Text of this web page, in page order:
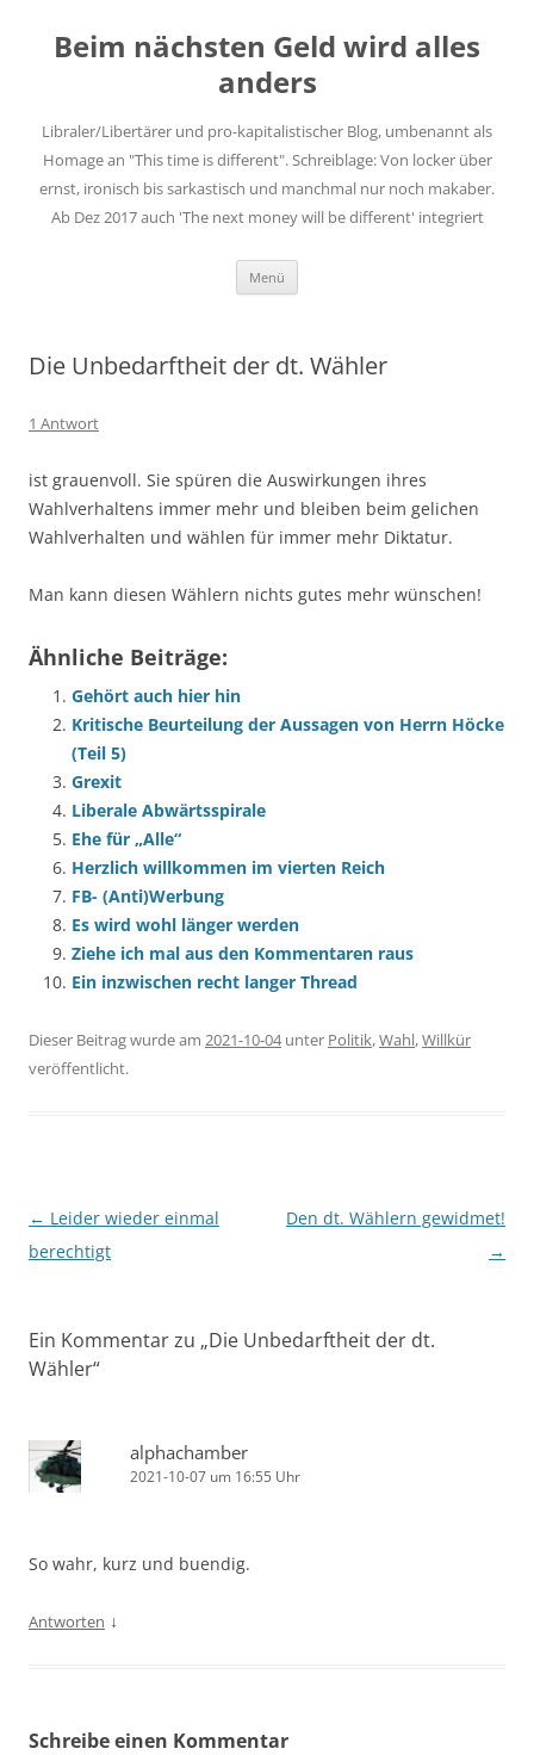
springen
Beim nächsten Geld wird alles
anders
Libraler/Libertärer und pro-kapitalistischer Blog, umbenannt als
Homage an "This time is different". Schreiblage: Von locker über
ernst, ironisch bis sarkastisch und manchmal nur noch makaber.
Ab Dez 2017 auch 'The next money will be different' integriert
Menü
Die Unbedarftheit der dt. Wähler
1 Antwort
ist grauenvoll. Sie spüren die Auswirkungen ihres
Wahlverhaltens immer mehr und bleiben beim gelichen
Wahlverhalten und wählen für immer mehr Diktatur.
Man kann diesen Wählern nichts gutes mehr wünschen!
Ähnliche Beiträge:
Gehört auch hier hin
Kritische Beurteilung der Aussagen von Herrn Höcke
(Teil 5)
Grexit
Liberale Abwärtsspirale
Ehe für „Alle“
Herzlich willkommen im vierten Reich
FB- (Anti)Werbung
Es wird wohl länger werden
Ziehe ich mal aus den Kommentaren raus
Ein inzwischen recht langer Thread
Dieser Beitrag wurde am 2021-10-04unter Politik,Wahl,Willkür
veröffentlicht.
Beitragsnavigation
← Leider wieder einmal
berechtigt
Den dt. Wählern gewidmet!
→
Ein Kommentar zu „Die Unbedarftheit der dt.
Wähler“
alphachamber
2021-10-07 um 16:55 Uhr
So wahr, kurz und buendig.
Antworten ↓
Schreibe einen Kommentar